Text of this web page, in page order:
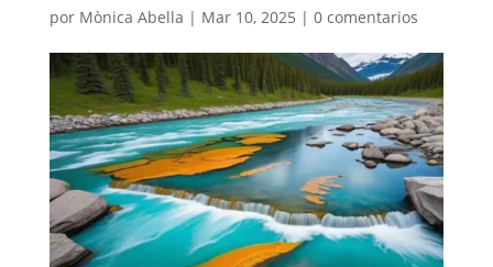
por Mònica Abella | Mar 10, 2025 | 0 comentarios